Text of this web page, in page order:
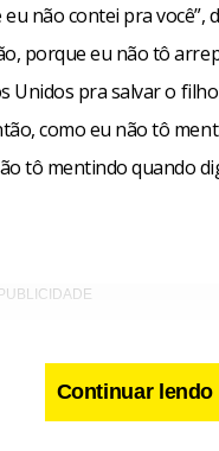
não contei pra você”,
porque eu não tô
Unidos pra salvar o
como eu não tô
tô mentindo quando
Continuar lendo